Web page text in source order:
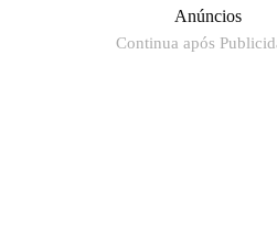
Anúncios
Continua após